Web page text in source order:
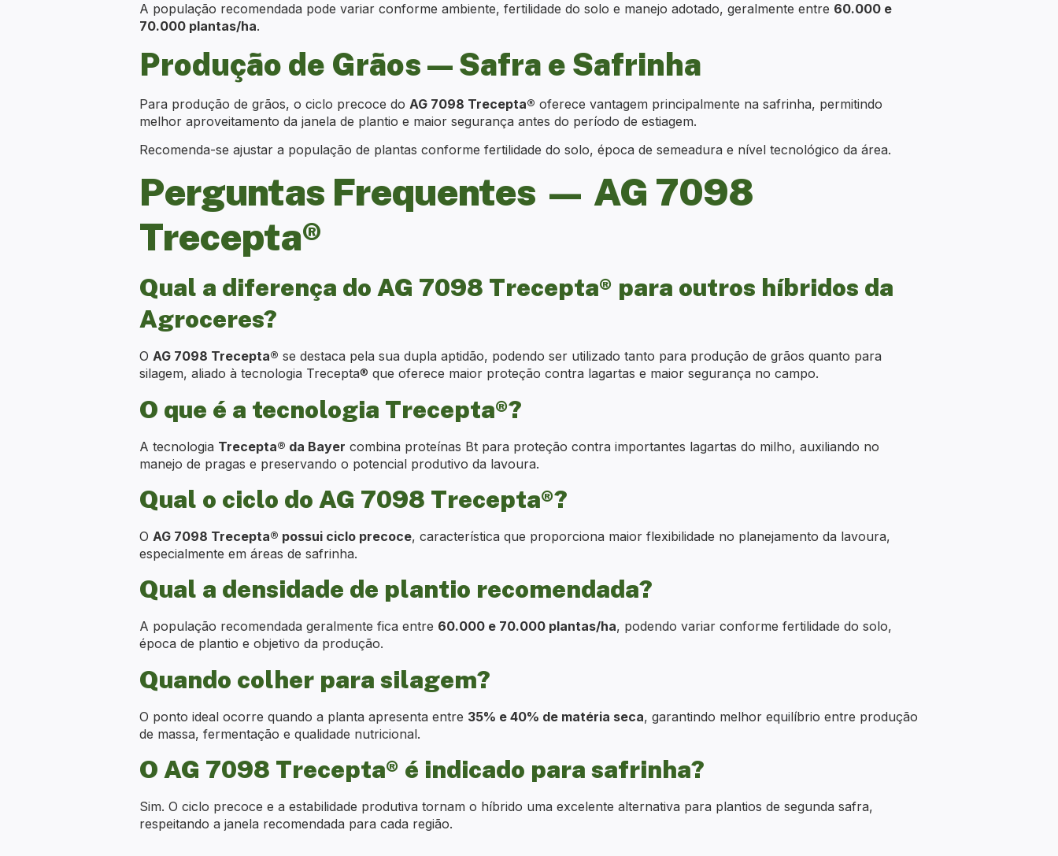
A população recomendada pode variar conforme ambiente, fertilidade do solo e manejo adotado, geralmente entre 60.000 e
70.000 plantas/ha.
Produção de Grãos — Safra e Safrinha
Para produção de grãos, o ciclo precoce do AG 7098 Trecepta® oferece vantagem principalmente na safrinha, permitindo
melhor aproveitamento da janela de plantio e maior segurança antes do período de estiagem.
Recomenda-se ajustar a população de plantas conforme fertilidade do solo, época de semeadura e nível tecnológico da área.
Perguntas Frequentes — AG 7098
Trecepta®
Qual a diferença do AG 7098 Trecepta® para outros híbridos da
Agroceres?
O AG 7098 Trecepta® se destaca pela sua dupla aptidão, podendo ser utilizado tanto para produção de grãos quanto para
silagem, aliado à tecnologia Trecepta® que oferece maior proteção contra lagartas e maior segurança no campo.
O que é a tecnologia Trecepta®?
A tecnologia Trecepta® da Bayer combina proteínas Bt para proteção contra importantes lagartas do milho, auxiliando no
manejo de pragas e preservando o potencial produtivo da lavoura.
Qual o ciclo do AG 7098 Trecepta®?
O AG 7098 Trecepta® possui ciclo precoce, característica que proporciona maior flexibilidade no planejamento da lavoura,
especialmente em áreas de safrinha.
Qual a densidade de plantio recomendada?
A população recomendada geralmente fica entre 60.000 e 70.000 plantas/ha, podendo variar conforme fertilidade do solo,
época de plantio e objetivo da produção.
Quando colher para silagem?
O ponto ideal ocorre quando a planta apresenta entre 35% e 40% de matéria seca, garantindo melhor equilíbrio entre produção
de massa, fermentação e qualidade nutricional.
O AG 7098 Trecepta® é indicado para safrinha?
Sim. O ciclo precoce e a estabilidade produtiva tornam o híbrido uma excelente alternativa para plantios de segunda safra,
respeitando a janela recomendada para cada região.